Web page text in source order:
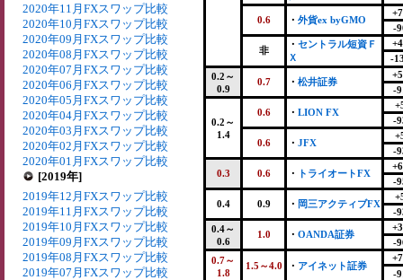
2020年11月FXスワップ比較
2020年10月FXスワップ比較
2020年09月FXスワップ比較
2020年08月FXスワップ比較
2020年07月FXスワップ比較
2020年06月FXスワップ比較
2020年05月FXスワップ比較
2020年04月FXスワップ比較
2020年03月FXスワップ比較
2020年02月FXスワップ比較
2020年01月FXスワップ比較
[2019年]
2019年12月FXスワップ比較
2019年11月FXスワップ比較
2019年10月FXスワップ比較
2019年09月FXスワップ比較
2019年08月FXスワップ比較
2019年07月FXスワップ比較
0.6 ・ 外貨ex byGMO
-
非
・ セントラル短資Ｆ
Ｘ
-
0.2～
0.9
0.7 ・ 松井証券
-
0.2～
1.4
0.6 ・ LION FX
-
0.6 ・ JFX
-
0.3 0.6 ・ トライオートFX
-
0.4 0.9 ・ 岡三アクティブFX
-
0.4～
0.6
1.0 ・ OANDA証券
-
0.7～
1.8
1.5～4.0 ・ アイネット証券
-